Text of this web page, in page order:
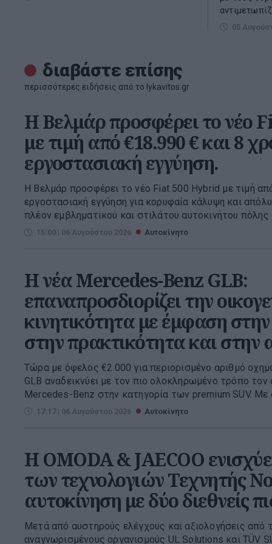
05
διαβάστε επίσης
περισσότερες ειδήσεις από το lykavitos.gr
Η Βελμάρ προσφέρει τo νέο
με τιμή από €18.990 € και 8
εργοστασιακή εγγύηση.
Η Βελμάρ προσφέρει το νέο Fiat 500 Hybrid με τιμή
εργοστασιακή εγγύηση για κορυφαία κάλυψη και
πλέον εμβληματικού και στιλάτου αυτοκινήτου πόλης
15:00 | 06 Αυγούστου 2026 Αυτοκίνητο
Η νέα Mercedes-Benz GLB:
επαναπροσδιορίζει την
κινητικότητα με έμφαση
στην πρακτικότητα και στην
Τώρα με όφελος €2.000 για περιορισμένο αριθμό
GLB αναδεικνύει με τον πιο ολοκληρωμένο τρόπο τον
Mercedes-Benz στην κατηγορία των premium SUV. Με
17:17 | 06 Αυγούστου 2026 Αυτοκίνητο
Η OMODA & JAECOO
των τεχνολογιών Τεχνητής
αυτοκίνηση με δύο διεθνείς
Μετά από αυστηρούς ελέγχους και αξιολογήσεις από
αναγνωρισμένους οργανισμούς UL Solutions και TÜV